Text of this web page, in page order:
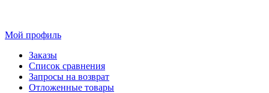
Мой профиль
Заказы
Список сравнения
Запросы на возврат
Отложенные товары